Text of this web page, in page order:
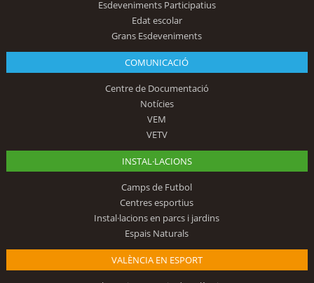
Esdeveniments Participatius
Edat escolar
Grans Esdeveniments
COMUNICACIÓ
Centre de Documentació
Notícies
VEM
VETV
INSTAL·LACIONS
Camps de Futbol
Centres esportius
Instal·lacions en parcs i jardins
Espais Naturals
VALÈNCIA EN ESPORT